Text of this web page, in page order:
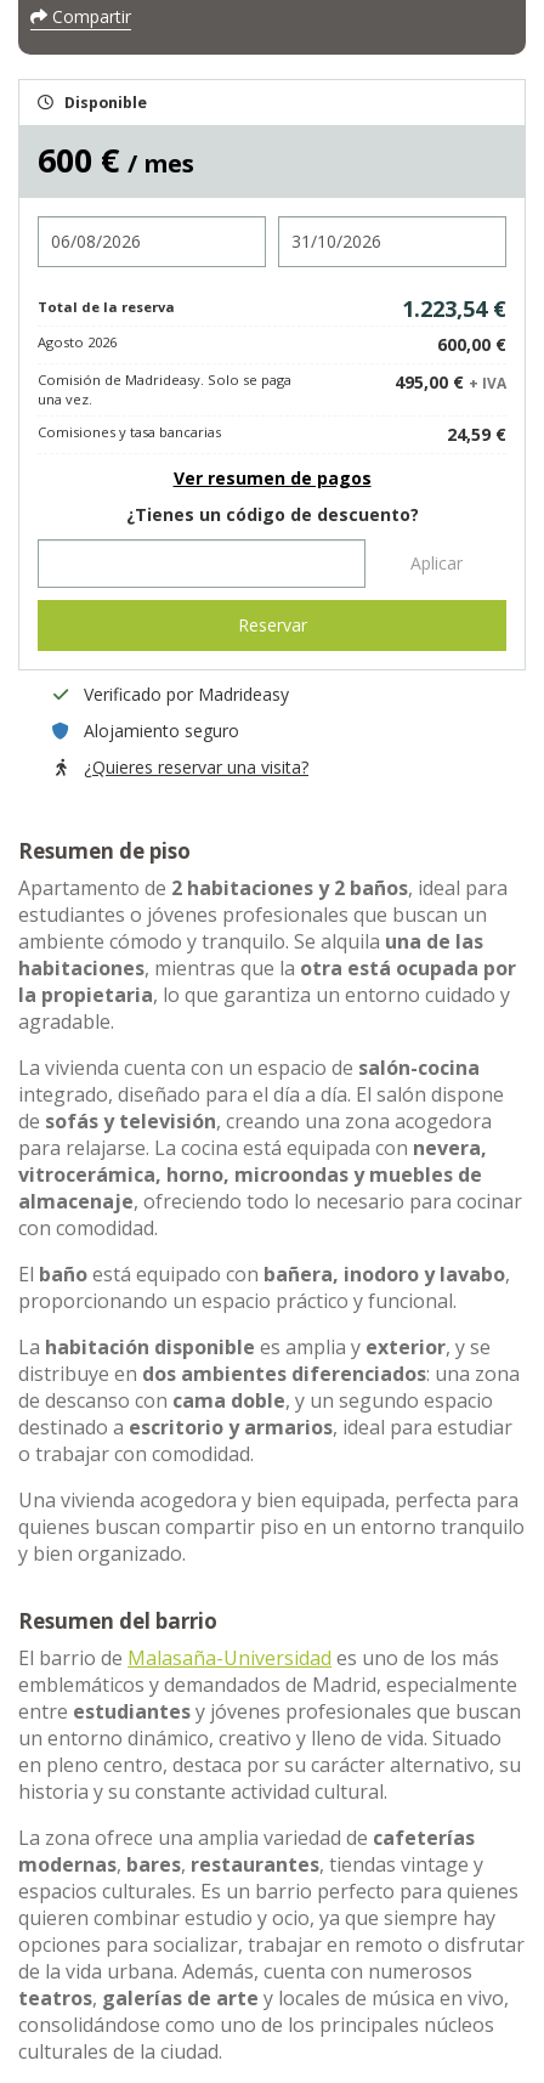
Compartir
Disponible
600 € / mes
Total de la reserva 1.223,54 €
Agosto 2026 600,00 €
Comisión de Madrideasy. Solo se paga
una vez.
495,00 € + IVA
Comisiones y tasa bancarias
24,59 €
Ver resumen de pagos
¿Tienes un código de descuento?
Aplicar
Reservar
Verificado por Madrideasy
Alojamiento seguro
¿Quieres reservar una visita?
Resumen de piso
Apartamento de 2 habitaciones y 2 baños, ideal para
estudiantes o jóvenes profesionales que buscan un
ambiente cómodo y tranquilo. Se alquila una de las
habitaciones, mientras que la otra está ocupada por
la propietaria, lo que garantiza un entorno cuidado y
agradable.
La vivienda cuenta con un espacio de salón-cocina
integrado, diseñado para el día a día. El salón dispone
de sofás y televisión, creando una zona acogedora
para relajarse. La cocina está equipada con nevera,
vitrocerámica, horno, microondas y muebles de
almacenaje, ofreciendo todo lo necesario para cocinar
con comodidad.
El bañoestá equipado con bañera, inodoro y lavabo,
proporcionando un espacio práctico y funcional.
La habitación disponible es amplia y exterior, y se
distribuye en dos ambientes diferenciados: una zona
de descanso con cama doble, y un segundo espacio
destinado a escritorio y armarios, ideal para estudiar
o trabajar con comodidad.
Una vivienda acogedora y bien equipada, perfecta para
quienes buscan compartir piso en un entorno tranquilo
y bien organizado.
Resumen del barrio
El barrio de Malasaña-Universidad es uno de los más
emblemáticos y demandados de Madrid, especialmente
entre estudiantesy jóvenes profesionales que buscan
un entorno dinámico, creativo y lleno de vida. Situado
en pleno centro, destaca por su carácter alternativo, su
historia y su constante actividad cultural.
La zona ofrece una amplia variedad de cafeterías
modernas, bares, restaurantes, tiendas vintage y
espacios culturales. Es un barrio perfecto para quienes
quieren combinar estudio y ocio, ya que siempre hay
opciones para socializar, trabajar en remoto o disfrutar
de la vida urbana. Además, cuenta con numerosos
teatros, galerías de arte y locales de música en vivo,
consolidándose como uno de los principales núcleos
culturales de la ciudad.